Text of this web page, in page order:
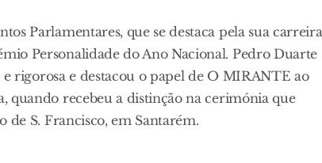
Parlamentares, que se destaca pela sua carreira
Personalidade do Ano Nacional. Pedro Duarte
rigorosa e destacou o papel de O MIRANTE ao
quando recebeu a distinção na cerimónia que
S. Francisco, em Santarém.